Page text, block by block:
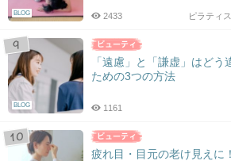
BLOG ピラティ
2433
BLOG
「遠慮」と「謙虚」はど
ための3つの方法
1161
疲れ目・目元の老け見えに